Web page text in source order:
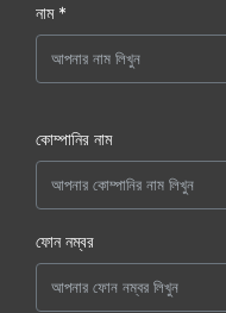
নাম *
কোম্পানির নাম
ফোন নম্বর